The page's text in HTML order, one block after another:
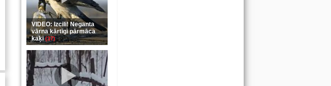
VIDEO: Izcili! Neganta
vārna kārtīgi pārmāca
kaķi(37)